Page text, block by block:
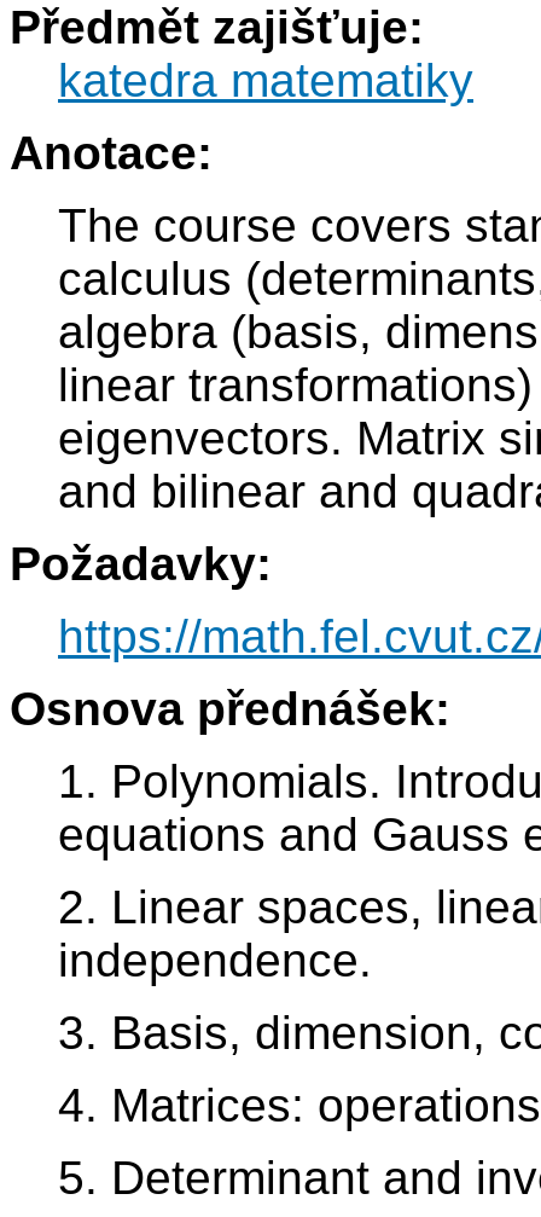
Předmět zajišťuje:
katedra matematiky
Anotace:
The course covers
calculus
algebra (basis,
linear
eigenvectors. Matrix
and bilinear and
Požadavky:
https://
Osnova přednášek:
1. Polynomials.
equations and Gauss
2. Linear spaces,
independence.
3. Basis, dimension,
4. Matrices:
5. Determinant and